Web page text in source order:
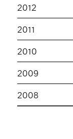
2012
2011
2010
2009
2008